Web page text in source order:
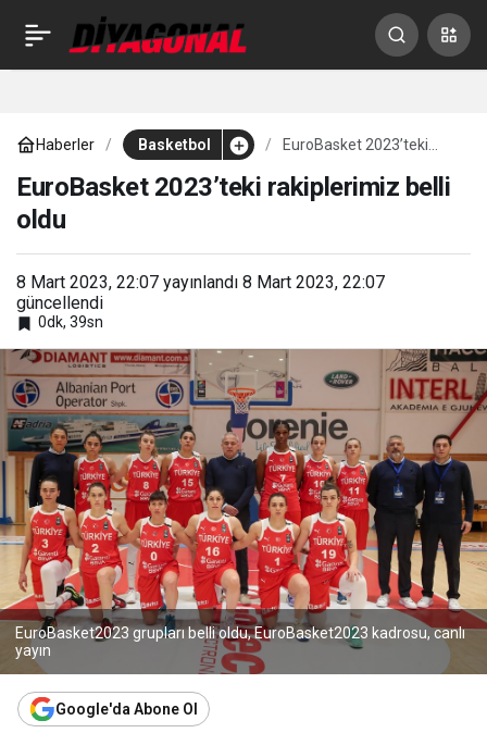
Haberler Basketbol
EuroBasket 2023’teki
EuroBasket 2023’teki rakiplerimiz belli
oldu
8 Mart 2023, 22:07 yayınlandı 8 Mart 2023, 22:07
güncellendi
0dk, 39sn
EuroBasket2023 grupları belli oldu, EuroBasket2023 kadrosu, canlı
yayın
Google'da Abone Ol
5 galibiyetin 2’si 0 Paylaş